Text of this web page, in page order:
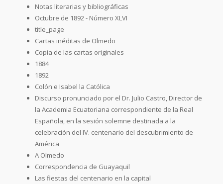
Notas literarias y bibliográficas
Octubre de 1892 - Número XLVI
title_page
Cartas inéditas de Olmedo
Copia de las cartas originales
1884
1892
Colón e Isabel la Católica
Discurso pronunciado por el Dr. Julio Castro, Director de
la Academia Ecuatoriana correspondiente de la Real
Española, en la sesión solemne destinada a la
celebración del IV. centenario del descubrimiento de
América
A Olmedo
Correspondencia de Guayaquil
Las fiestas del centenario en la capital